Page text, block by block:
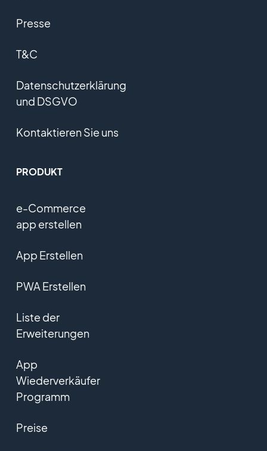
Presse
T&C
Datenschutzerklärung
und DSGVO
Kontaktieren Sie uns
PRODUKT
e-Commerce
app erstellen
App Erstellen
PWA Erstellen
Liste der
Erweiterungen
App
Wiederverkäufer
Programm
Preise